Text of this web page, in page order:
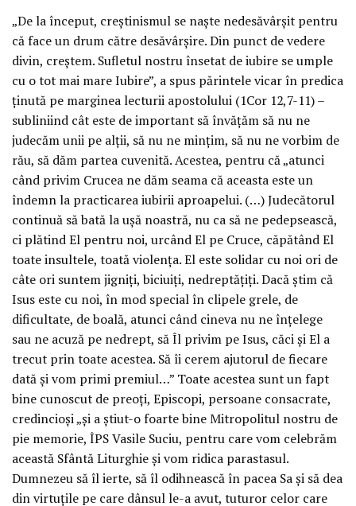
„De la început, creștinismul se naște nedesăvârșit pentru
că face un drum către desăvârșire. Din punct de vedere
divin, creștem. Sufletul nostru însetat de iubire se umple
cu o tot mai mare Iubire”, a spus părintele vicar în predica
ținută pe marginea lecturii apostolului (1Cor 12,7-11) –
subliniind cât este de important să învățăm să nu ne
judecăm unii pe alții, să nu ne mințim, să nu ne vorbim de
rău, să dăm partea cuvenită. Acestea, pentru că „atunci
când privim Crucea ne dăm seama că aceasta este un
îndemn la practicarea iubirii aproapelui. (…) Judecătorul
continuă să bată la ușă noastră, nu ca să ne pedepsească,
ci plătind El pentru noi, urcând El pe Cruce, căpătând El
toate insultele, toată violența. El este solidar cu noi ori de
câte ori suntem jigniți, biciuiți, nedreptățiți. Dacă știm că
Isus este cu noi, în mod special în clipele grele, de
dificultate, de boală, atunci când cineva nu ne înțelege
sau ne acuză pe nedrept, să Îl privim pe Isus, căci și El a
trecut prin toate acestea. Să îi cerem ajutorul de fiecare
dată și vom primi premiul…” Toate acestea sunt un fapt
bine cunoscut de preoți, Episcopi, persoane consacrate,
credincioși „și a știut-o foarte bine Mitropolitul nostru de
pie memorie, ÎPS Vasile Suciu, pentru care vom celebrăm
această Sfântă Liturghie și vom ridica parastasul.
Dumnezeu să îl ierte, să îl odihnească în pacea Sa și să dea
din virtuțile pe care dânsul le-a avut, tuturor celor care